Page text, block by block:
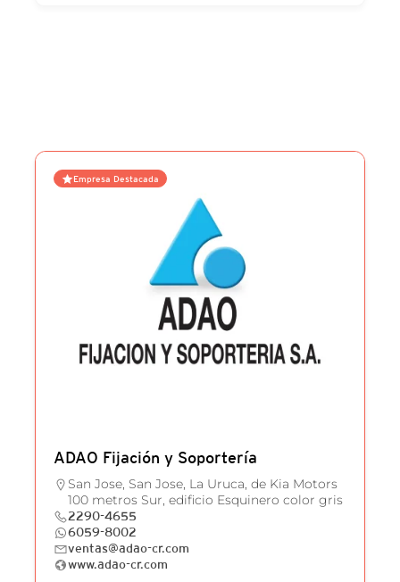
Empresa Destacada
ADAO Fijación y Soportería
San Jose, San Jose, La Uruca, de Kia Motors
100 metros Sur, edificio Esquinero color gris
2290-4655
6059-8002
ventas@adao-cr.com
www.adao-cr.com